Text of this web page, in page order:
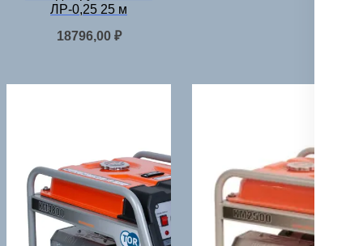
ЛР-0,25 25 м
18796,00 ₽